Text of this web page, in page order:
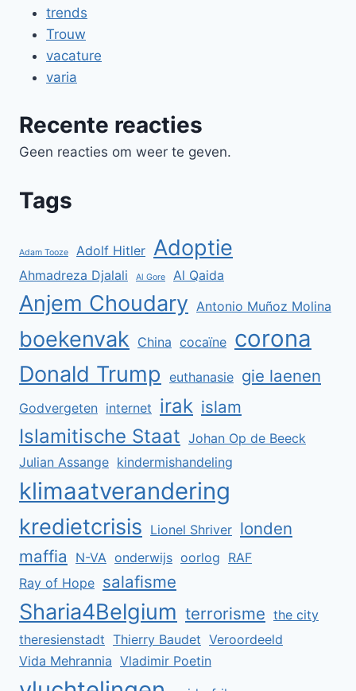
trends
Trouw
vacature
varia
Recente reacties
Geen reacties om weer te geven.
Tags
Adam Tooze Adolf Hitler Adoptie
Ahmadreza Djalali Al Gore Al Qaida
Anjem Choudary Antonio Muñoz Molina
boekenvak China cocaïne corona
Donald Trump euthanasie gie laenen
Godvergeten internet irak islam
Islamitische Staat Johan Op de Beeck
Julian Assange kindermishandeling
klimaatverandering
kredietcrisis Lionel Shriver londen
maffia
N-VA onderwijs oorlog RAF
Ray of Hope salafisme
Sharia4Belgium terrorisme the city
theresienstadt Thierry Baudet Veroordeeld
Vida Mehrannia Vladimir Poetin